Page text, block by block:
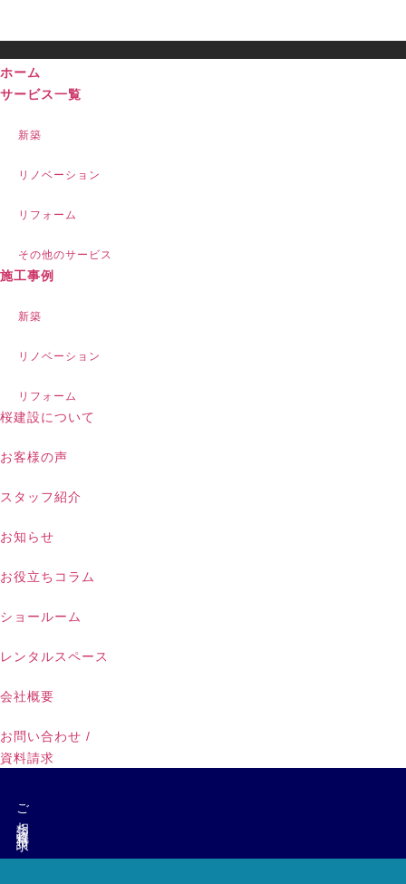
ホーム
サービス一覧
新築
リノベーション
リフォーム
その他のサービス
施工事例
新築
リノベーション
リフォーム
桜建設について
お客様の声
スタッフ紹介
お知らせ
お役立ちコラム
ショールーム
レンタルスペース
会社概要
お問い合わせ /
資料請求
ご相談・資料請求